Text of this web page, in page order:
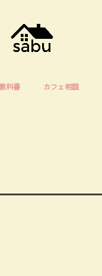
科書 カフェ相談